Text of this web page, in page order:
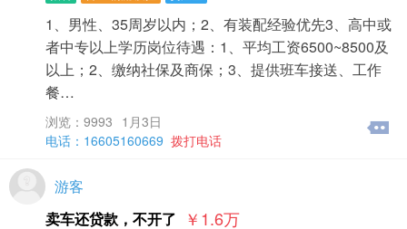
1、男性、35周岁以内；2、有装配经验优先3、高中或
者中专以上学历岗位待遇：1、平均工资6500~8500及
以上；2、缴纳社保及商保；3、提供班车接送、工作
餐…
浏览：9993 1月3日
电话：16605160669 拨打电话
游客
卖车还贷款，不开了
￥1.6万